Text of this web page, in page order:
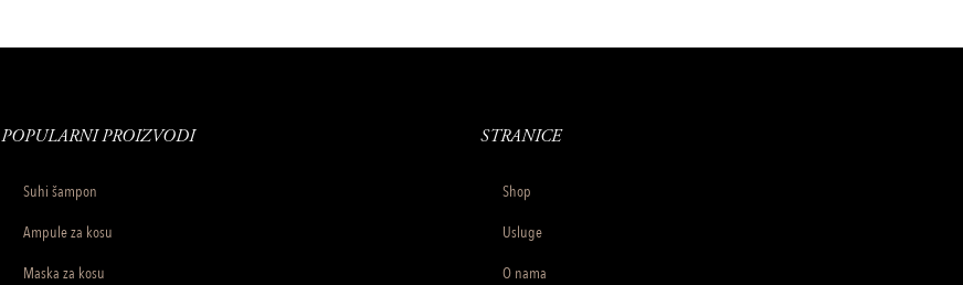
POPULARNI PROIZVODI
Suhi šampon
Ampule za kosu
Maska za kosu
STRANICE
Shop
Usluge
O nama